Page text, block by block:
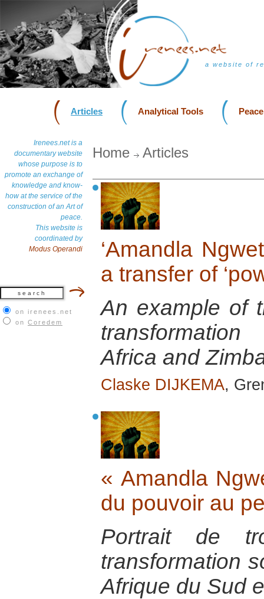
a website of
Articles Analytical Tools
Irenees.net is a
documentary website
whose purpose is to
promote an exchange of
knowledge and know-
how at the service of the
construction of an Art of
peace.
This website is
coordinated by
Modus Operandi
on irenees.net
on Coredem
Home Articles
‘Amandla
a transfer of
An example of
Africa and
Claske DIJKEMA,
« Amandla
du pouvoir au
Portrait de
transformation
Afrique du Sud